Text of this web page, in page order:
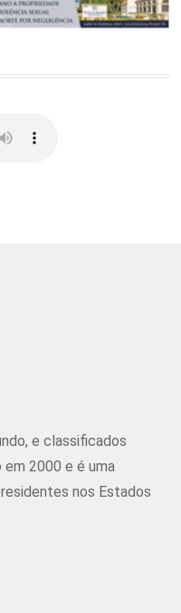
e classificados
2000 e é uma
nos Estados